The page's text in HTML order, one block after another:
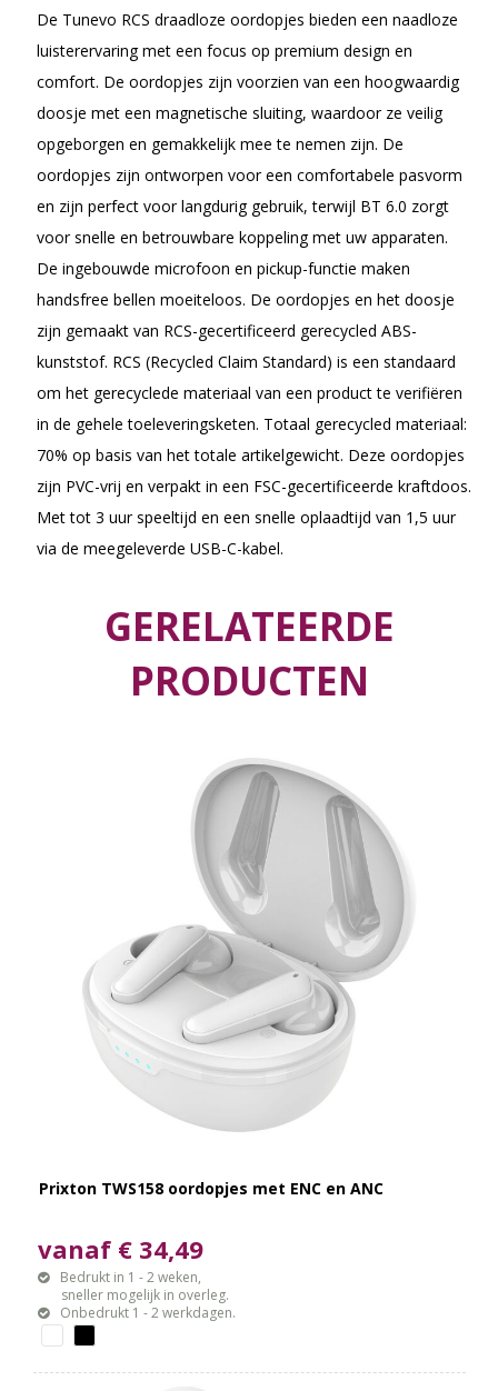
De Tunevo RCS draadloze oordopjes bieden een naadloze
luisterervaring met een focus op premium design en
comfort. De oordopjes zijn voorzien van een hoogwaardig
doosje met een magnetische sluiting, waardoor ze veilig
opgeborgen en gemakkelijk mee te nemen zijn. De
oordopjes zijn ontworpen voor een comfortabele pasvorm
en zijn perfect voor langdurig gebruik, terwijl BT 6.0 zorgt
voor snelle en betrouwbare koppeling met uw apparaten.
De ingebouwde microfoon en pickup-functie maken
handsfree bellen moeiteloos. De oordopjes en het doosje
zijn gemaakt van RCS-gecertificeerd gerecycled ABS-
kunststof. RCS (Recycled Claim Standard) is een standaard
om het gerecyclede materiaal van een product te verifiëren
in de gehele toeleveringsketen. Totaal gerecycled materiaal:
70% op basis van het totale artikelgewicht. Deze oordopjes
zijn PVC-vrij en verpakt in een FSC-gecertificeerde kraftdoos.
Met tot 3 uur speeltijd en een snelle oplaadtijd van 1,5 uur
via de meegeleverde USB-C-kabel.
GERELATEERDE
PRODUCTEN
Prixton TWS158 oordopjes met ENC en ANC
vanaf € 34,49
Bedrukt in 1 - 2 weken,
sneller mogelijk in overleg.
Onbedrukt 1 - 2 werkdagen.